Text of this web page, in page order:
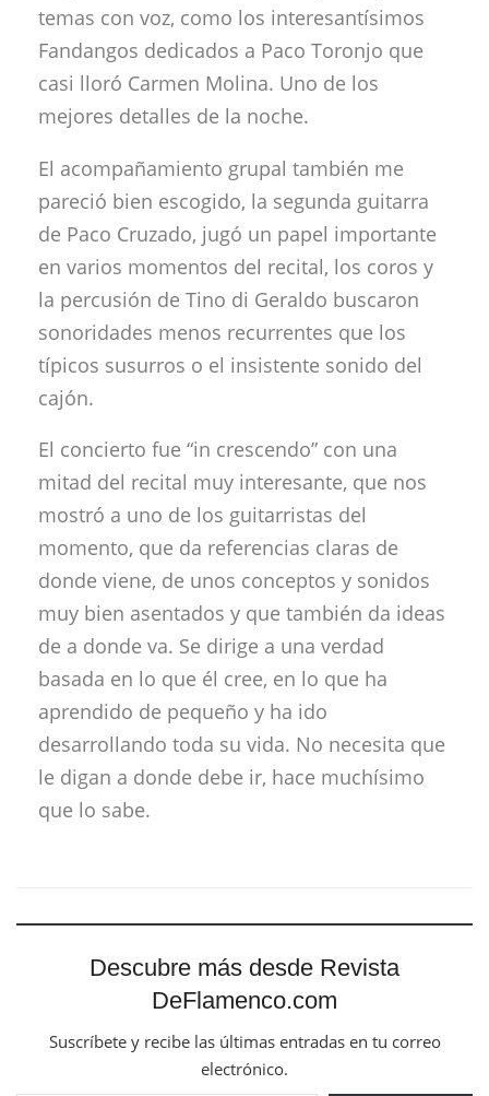
temas con voz, como los interesantísimos
Fandangos dedicados a Paco Toronjo que
casi lloró Carmen Molina. Uno de los
mejores detalles de la noche.
El acompañamiento grupal también me
pareció bien escogido, la segunda guitarra
de Paco Cruzado, jugó un papel importante
en varios momentos del recital, los coros y
la percusión de Tino di Geraldo buscaron
sonoridades menos recurrentes que los
típicos susurros o el insistente sonido del
cajón.
El concierto fue “in crescendo” con una
mitad del recital muy interesante, que nos
mostró a uno de los guitarristas del
momento, que da referencias claras de
donde viene, de unos conceptos y sonidos
muy bien asentados y que también da ideas
de a donde va. Se dirige a una verdad
basada en lo que él cree, en lo que ha
aprendido de pequeño y ha ido
desarrollando toda su vida. No necesita que
le digan a donde debe ir, hace muchísimo
que lo sabe.
Descubre más desde Revista
DeFlamenco.com
Suscríbete y recibe las últimas entradas en tu correo
electrónico.